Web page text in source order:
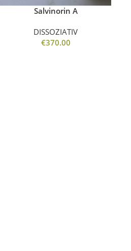
Salvinorin A
DISSOZIATIV
€370.00